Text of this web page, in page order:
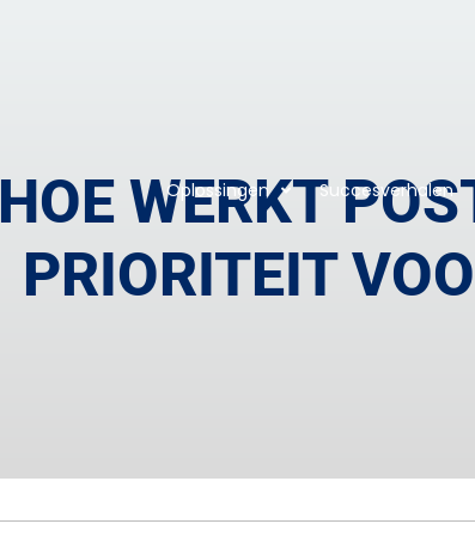
Oplossingen Succesverhalen
HOE WERKT
PRIORITEIT